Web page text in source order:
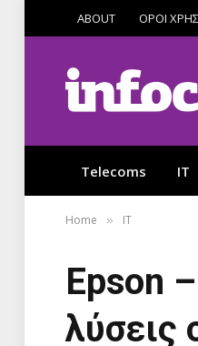
ABOUT ΟΡΟΙ
Telecoms IT
Home » IT
Epson
λύσεις